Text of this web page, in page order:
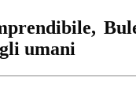
umani